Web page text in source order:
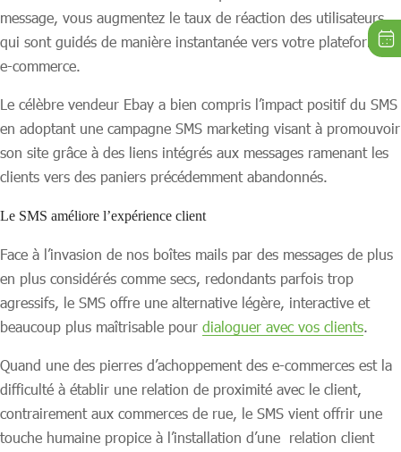
message, vous augmentez le taux de réaction des utilisateurs,
qui sont guidés de manière instantanée vers votre plateforme
e-commerce.
Le célèbre vendeur Ebay a bien compris l’impact positif du SMS
en adoptant une campagne SMS marketing visant à promouvoir
son site grâce à des liens intégrés aux messages ramenant les
clients vers des paniers précédemment abandonnés.
Le SMS améliore l’expérience client
Face à l’invasion de nos boîtes mails par des messages de plus
en plus considérés comme secs, redondants parfois trop
agressifs, le SMS offre une alternative légère, interactive et
beaucoup plus maîtrisable pour dialoguer avec vos clients.
Quand une des pierres d’achoppement des e-commerces est la
difficulté à établir une relation de proximité avec le client,
contrairement aux commerces de rue, le SMS vient offrir une
touche humaine propice à l’installation d’une relation client